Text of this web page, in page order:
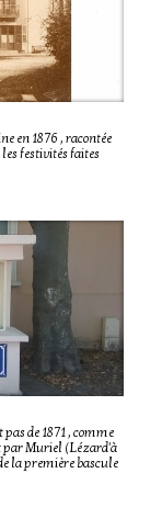
en 1876 , racontée
festivités faites
de 1871 , comme
par Muriel (Lézard'à
la première bascule